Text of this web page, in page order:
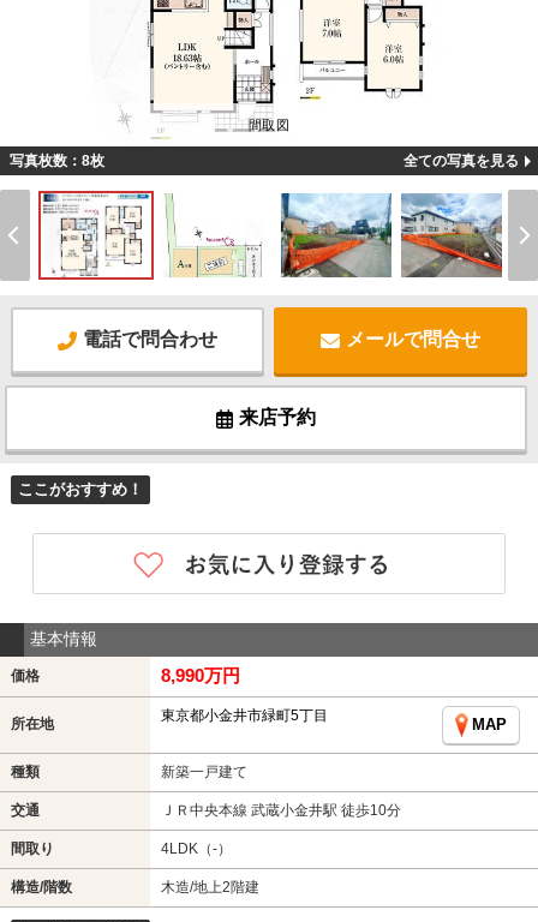
間取図
写真枚数：8枚 全ての写真を見る
電話で問合わせ メールで問合せ
来店予約
ここがおすすめ！
基本情報
価格 8,990万円
所在地 東京都小金井市緑町5丁目
MAP
種類 新築一戸建て
交通 ＪＲ中央本線 武蔵小金井駅 徒歩10分
間取り 4LDK（-）
構造/階数 木造/地上2階建